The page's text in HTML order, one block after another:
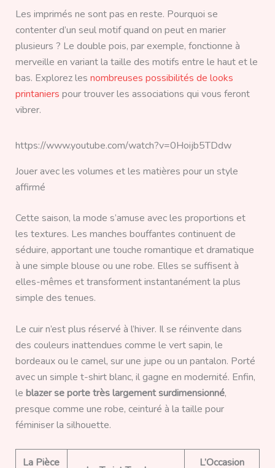
Les imprimés ne sont pas en reste. Pourquoi se
contenter d’un seul motif quand on peut en marier
plusieurs ? Le double pois, par exemple, fonctionne à
merveille en variant la taille des motifs entre le haut et le
bas. Explorez les nombreuses possibilités de looks
printaniers pour trouver les associations qui vous feront
vibrer.
https://www.youtube.com/watch?v=0Hoijb5TDdw
Jouer avec les volumes et les matières pour un style
affirmé
Cette saison, la mode s’amuse avec les proportions et
les textures. Les manches bouffantes continuent de
séduire, apportant une touche romantique et dramatique
à une simple blouse ou une robe. Elles se suffisent à
elles-mêmes et transforment instantanément la plus
simple des tenues.
Le cuir n’est plus réservé à l’hiver. Il se réinvente dans
des couleurs inattendues comme le vert sapin, le
bordeaux ou le camel, sur une jupe ou un pantalon. Porté
avec un simple t-shirt blanc, il gagne en modernité. Enfin,
le blazer se porte très largement surdimensionné,
presque comme une robe, ceinturé à la taille pour
féminiser la silhouette.
La Pièce L’Occasion